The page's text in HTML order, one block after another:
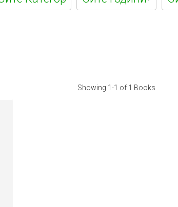
Showing 1-1 of 1 Books